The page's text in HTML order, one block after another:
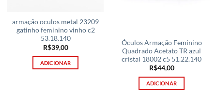
armação oculos metal 23209
gatinho feminino vinho c2
53.18.140
R$39,00
ADICIONAR
Óculos Armação Feminino
Quadrado Acetato TR azul
cristal 18002 c5 51.22.140
R$44,00
ADICIONAR